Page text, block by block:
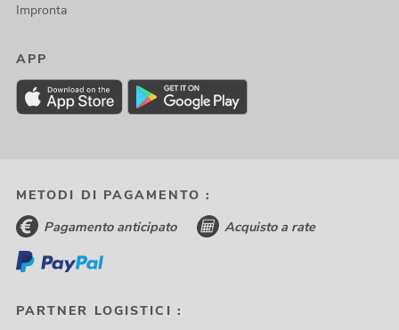
Impronta
APP
METODI DI PAGAMENTO :
Pagamento anticipato Acquisto a rate
PARTNER LOGISTICI :